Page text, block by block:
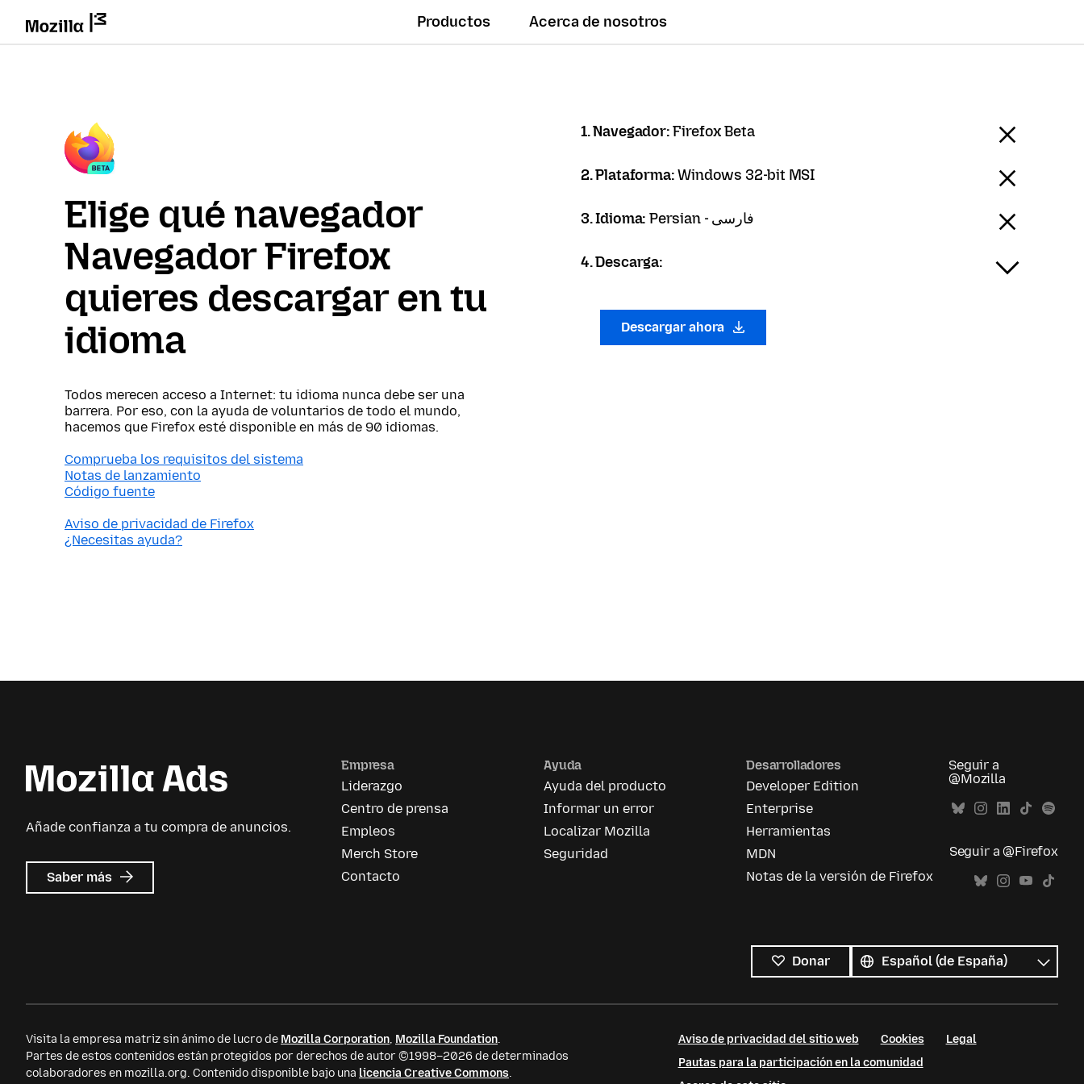
Productos Acerca de nosotros
Elige qué navegador
Navegador Firefox
quieres descargar en tu
idioma
Todos merecen acceso a Internet: tu idioma nunca debe ser una
barrera. Por eso, con la ayuda de voluntarios de todo el mundo,
hacemos que Firefox esté disponible en más de 90 idiomas.
Comprueba los requisitos del sistema
Notas de lanzamiento
Código fuente
Aviso de privacidad de Firefox
¿Necesitas ayuda?
1. Navegador:Firefox Beta
2. Plataforma:Windows 32-bit MSI
3. Idioma: Persian - فارسی
4. Descarga:
Descargar ahora
Añade confianza a tu compra de anuncios.
Saber más sobre
Mozilla
Empresa
Liderazgo
Centro de prensa
Empleos
Merch Store
Contacto
Ayuda
Ayuda del producto
Informar un error
Localizar Mozilla
Seguridad
Desarrolladores
Developer Edition
Enterprise
Herramientas
MDN
Notas de la versión de Firefox
Seguir a
@Mozilla
Seguir a @Firefox
Donar
los
idiomas
Idioma
Visita la empresa matriz sin ánimo de lucro de Mozilla Corporation, Mozilla Foundation.
Partes de estos contenidos están protegidos por derechos de autor ©1998–2026 de determinados
colaboradores en mozilla.org. Contenido disponible bajo una licencia Creative Commons.
Aviso de privacidad del sitio web Cookies
Legal
Pautas para la participación en la comunidad